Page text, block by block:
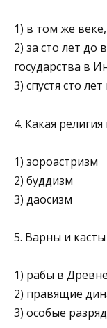
1) в том же
2) за сто лет до
государства в
3) спустя сто
4. Какая
1) зороастризм
2) буддизм
3) даосизм
5. Варны и
1) рабы в
2) правящие
3) особые